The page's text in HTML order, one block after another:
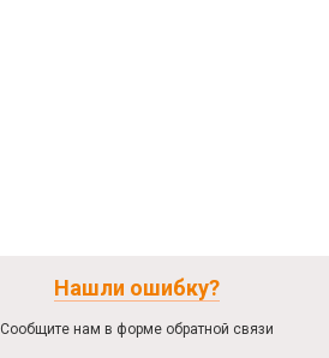
Нашли ошибку?
Сообщите нам в форме обратной связи